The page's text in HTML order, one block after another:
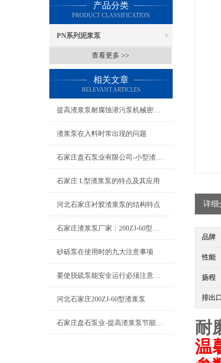
产品分类
PRODUCT CLASSIFICATION
PN系列泥浆泵
查看更多 >>
相关文章
RELEVANT ARTICLES
提高渣浆泵耐腐蚀潜污泵机械密封可靠性的方法有哪些
渣浆泵在入料时常出现的问题
石家庄盘石泵业有限公司-小型渣浆泵存在的不足
石家庄 L型渣浆泵的特点及其应用
河北石家庄衬胶渣浆泵的结构特点
石家庄渣浆泵厂家：200ZJ-60型渣浆泵
砂砾泵在使用时的九大注意事项
要使脱硫泵能安全运行必须注意日常的维护
河北石家庄200ZJ-60型渣浆泵
石家庄盘石泵业-提高渣浆泵节能的四大方法篇
详细
品牌
性能
扬程
排出
耐
温